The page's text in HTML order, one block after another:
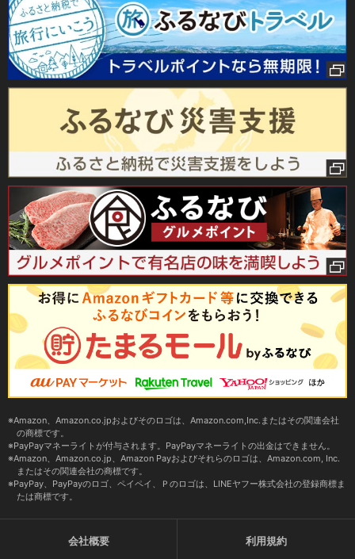
Amazon、Amazon.co.jpおよびそのロゴは、Amazon.com,Inc.またはその関連会社
の商標です。
PayPayマネーライトが付与されます。PayPayマネーライトの出金はできません。
Amazon、Amazon.co.jp、Amazon Payおよびそれらのロゴは、Amazon.com, Inc.
またはその関連会社の商標です。
PayPay、PayPayのロゴ、ペイペイ、Ｐのロゴは、LINEヤフー株式会社の登録商標ま
たは商標です。
会社概要 利用規約